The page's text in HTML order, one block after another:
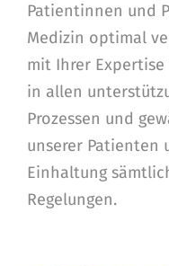
Patientinnen und
Medizin optimal
mit Ihrer
in allen
Prozessen und
unserer Patienten
Einhaltung
Regelungen.